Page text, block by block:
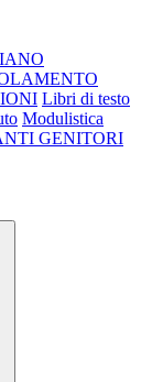
Libri di testo
Modulistica
GENITORI